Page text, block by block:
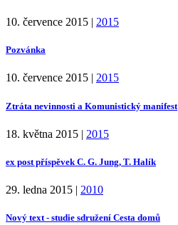
10. července 2015 | 2015
Pozvánka
10. července 2015 | 2015
Ztráta nevinnosti a Komunistický manifest
18. května 2015 | 2015
ex post příspěvek C. G. Jung, T. Halík
29. ledna 2015 | 2010
Nový text - studie sdružení Cesta domů